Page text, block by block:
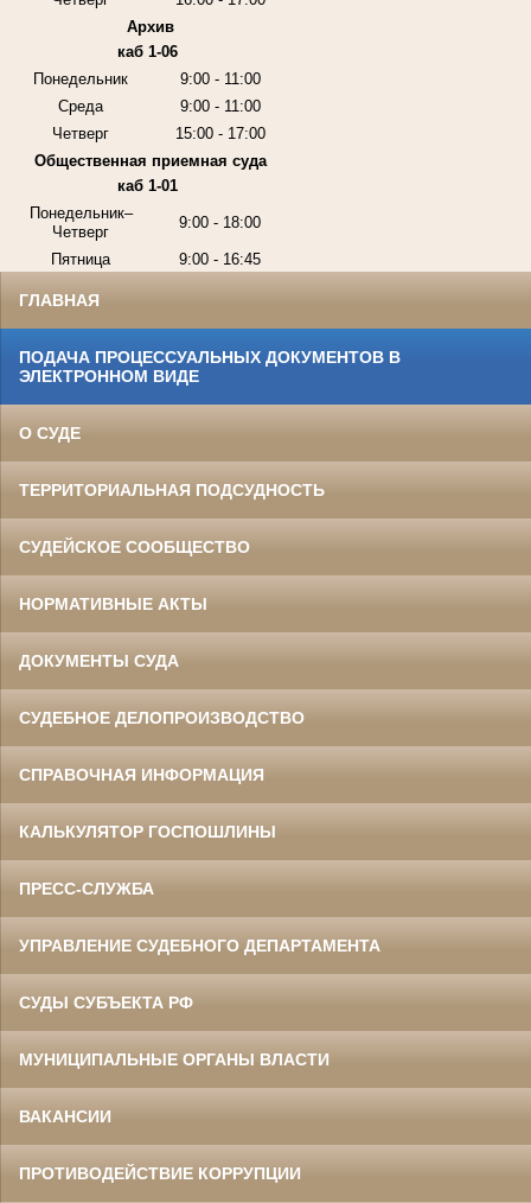
Архив
каб 1-06
Понедельник
9:00 - 11:00
Среда
9:00 - 11:00
Четверг
15:00 - 17:00
Общественная приемная суда
каб 1-01
Понедельник–
Четверг
9:00 - 18:00
Пятница 9:00 - 16:45
ГЛАВНАЯ
ПОДАЧА ПРОЦЕССУАЛЬНЫХ ДОКУМЕНТОВ В
ЭЛЕКТРОННОМ ВИДЕ
О СУДЕ
ТЕРРИТОРИАЛЬНАЯ ПОДСУДНОСТЬ
СУДЕЙСКОЕ СООБЩЕСТВО
НОРМАТИВНЫЕ АКТЫ
ДОКУМЕНТЫ СУДА
СУДЕБНОЕ ДЕЛОПРОИЗВОДСТВО
СПРАВОЧНАЯ ИНФОРМАЦИЯ
КАЛЬКУЛЯТОР ГОСПОШЛИНЫ
ПРЕСС-СЛУЖБА
УПРАВЛЕНИЕ СУДЕБНОГО ДЕПАРТАМЕНТА
СУДЫ СУБЪЕКТА РФ
МУНИЦИПАЛЬНЫЕ ОРГАНЫ ВЛАСТИ
ВАКАНСИИ
ПРОТИВОДЕЙСТВИЕ КОРРУПЦИИ